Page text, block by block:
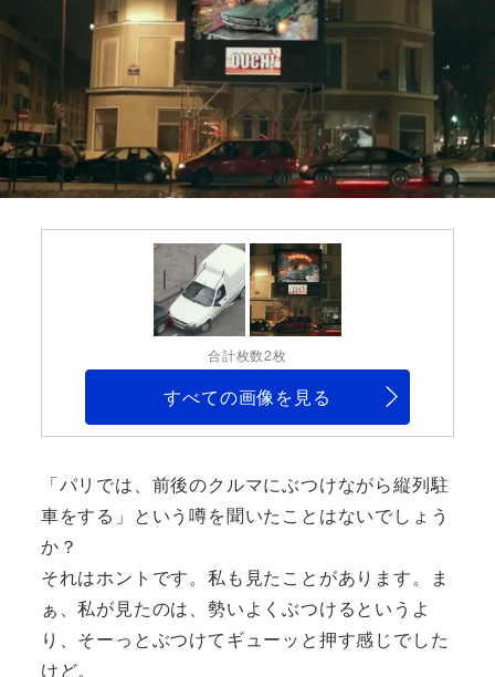
合計枚数2枚
すべての画像を見る
「パリでは、前後のクルマにぶつけながら縦列駐
車をする」という噂を聞いたことはないでしょう
か？
それはホントです。私も見たことがあります。ま
ぁ、私が見たのは、勢いよくぶつけるというよ
り、そーっとぶつけてギューッと押す感じでした
けど。